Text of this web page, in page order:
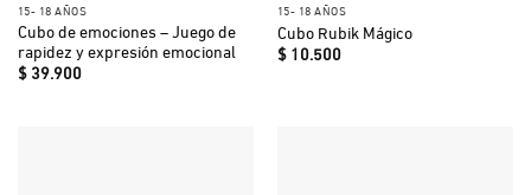
15- 18 AÑOS
Cubo de emociones – Juego de
rapidez y expresión emocional
$39.900
15- 18 AÑOS
Cubo Rubik Mágico
$10.500